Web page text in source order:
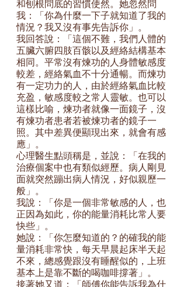
和刨根問底的習慣使然。她忽然問
我：「你為什麼一下子就知道了我的
情況？我又沒有事先告訴你」。
我回答說：「這個不難，我們人體的
五臟六腑四肢百骸以及經絡結構基本
相同。平常沒有煉功的人身體敏感度
較差，經絡氣血不十分通暢。而煉功
有一定功力的人，由於經絡氣血比較
充盈，敏感度較之常人靈敏。也可以
這樣比喻，煉功者就像一面鏡子，沒
有煉功者患者若被煉功者的鏡子一
照。其中差異便顯現出來，就會有感
應」。
心理醫生點頭稱是，並說：「在我的
治療個案中也有類似經歷。病人剛見
面就突然蹦出病人情況，好似親歷一
般」。
我說：「你是一個非常敏感的人，也
正因為如此，你的能量消耗比常人要
快些」。
她說：「你怎麼知道的？的確我的能
量消耗非常快，每天早晨起床半天起
不來，總感覺跟沒有睡醒似的，上班
基本上是靠不斷的喝咖啡撐著」。